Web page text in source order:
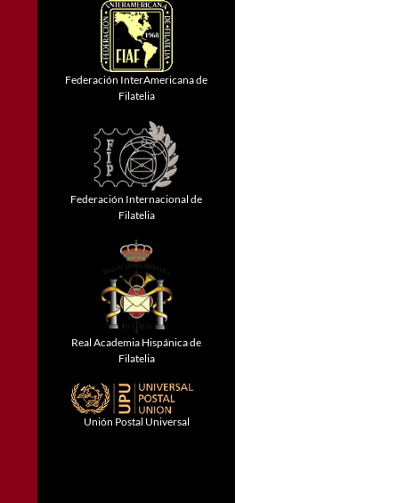
Federación InterAmericana de
Filatelia
Federación Internacional de
Filatelia
Real Academia Hispánica de
Filatelia
Unión Postal Universal